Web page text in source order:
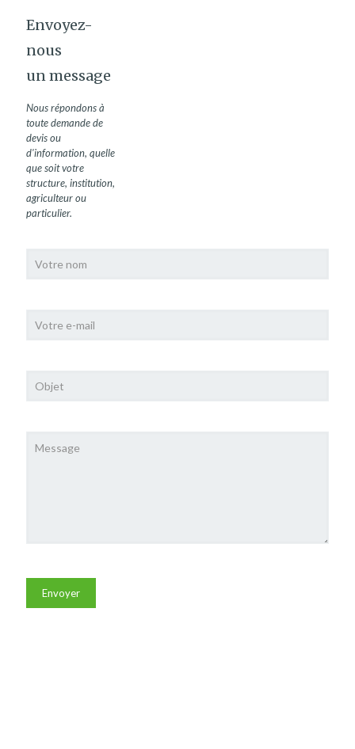
Envoyez-
nous
un message
Nous répondons à
toute demande de
devis ou
d'information, quelle
que soit votre
structure, institution,
agriculteur ou
particulier.